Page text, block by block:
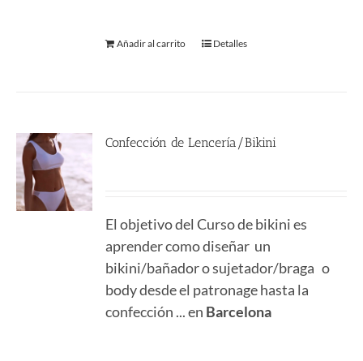
Añadir al carrito Detalles
Confección de Lencería/Bikini
El objetivo del Curso de bikini es
aprender como diseñar un
bikini/bañador o sujetador/braga o
body desde el patronage hasta la
confección ... en Barcelona